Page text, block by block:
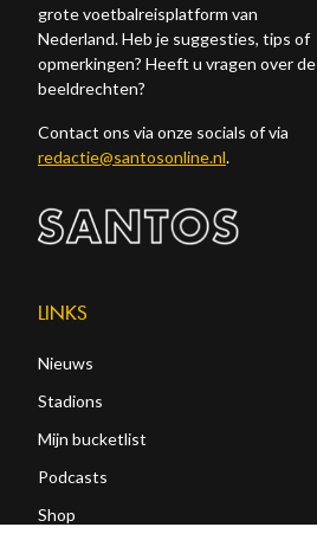
grote voetbalreisplatform van
Nederland. Heb je suggesties, tips of
opmerkingen? Heeft u vragen over de
beeldrechten?
Contact ons via onze socials of via
redactie@santosonline.nl.
LINKS
Nieuws
Stadions
Mijn bucketlist
Podcasts
Shop